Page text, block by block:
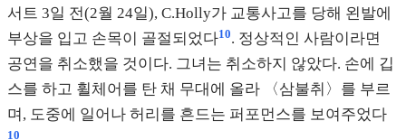
서트 3일 전(2월 24일), C.Holly가 교통사고를 당해 왼발에
부상을 입고 손목이 골절되었다10. 정상적인 사람이라면
공연을 취소했을 것이다. 그녀는 취소하지 않았다. 손에 깁
스를 하고 휠체어를 탄 채 무대에 올라 〈삼불취〉를 부르
며, 도중에 일어나 허리를 흔드는 퍼포먼스를 보여주었다
10